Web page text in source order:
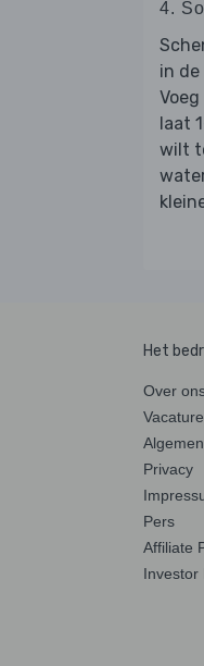
4.
in de
Voeg
laat
wilt
Het
Over
Privacy
Pers
Affiliate
Investor